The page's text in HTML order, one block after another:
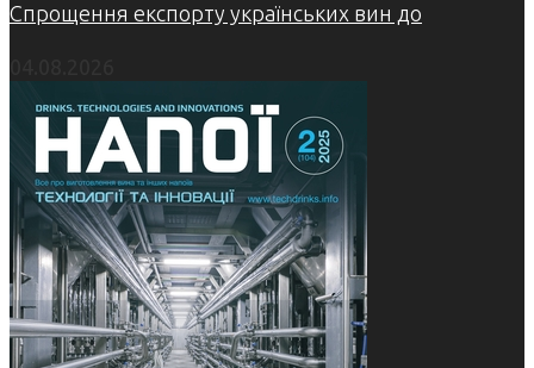
Спрощення експорту українських вин до